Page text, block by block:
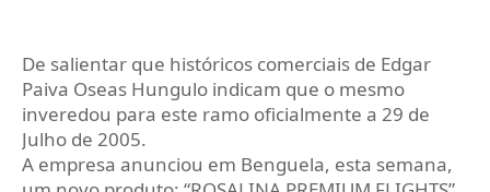
De salientar que históricos comerciais de Edgar
Paiva Oseas Hungulo indicam que o mesmo
inveredou para este ramo oficialmente a 29 de
Julho de 2005.
A empresa anunciou em Benguela, esta semana,